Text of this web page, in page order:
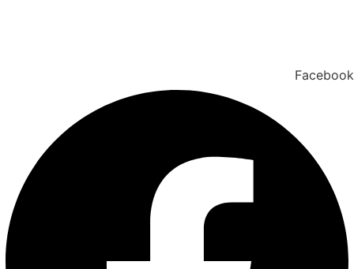
Facebook